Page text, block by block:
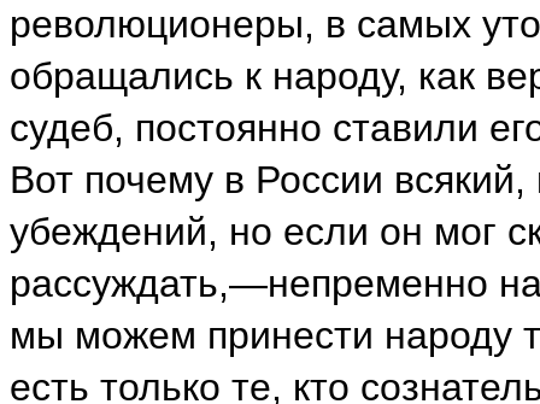
революционеры, в самых
обращались к народу, как
судеб, постоянно ставили
Вот почему в России
убеждений, но если он мог
рассуждать,—непременно
мы можем принести народу
есть только те, кто